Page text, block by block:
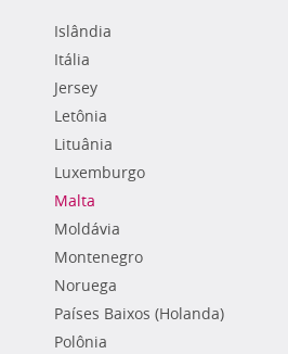
Islândia
Itália
Jersey
Letônia
Lituânia
Luxemburgo
Malta
Moldávia
Montenegro
Noruega
Países Baixos (Holanda)
Polônia